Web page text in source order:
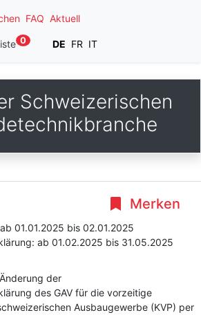
FAQ Aktuell
0 DE FR IT
Schweizerischen
Merken
ab 01.01.2025 bis 02.01.2025
ab 01.02.2025 bis 31.05.2025
der
des GAV für die vorzeitige
Ausbaugewerbe (KVP) per